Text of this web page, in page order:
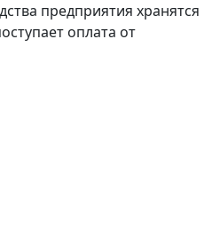
предприятия хранятся
оплата от